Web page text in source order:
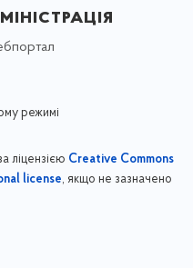
режимі
ліцензією Creative Commons
license, якщо не зазначено